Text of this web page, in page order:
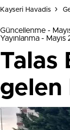
Kayseri Havadis
Güncellenme -
Yayınlanma -
Talas
gelen